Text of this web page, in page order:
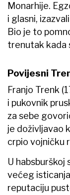
Monarhije.
i glasni,
Bio je to
trenutak kada
Povijesni
Franjo Trenk
i pukovnik
za sebe
je doživljavao
crpio vojničku
U habsburškoj
većeg
reputaciju